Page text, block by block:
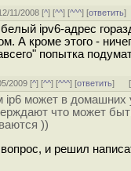
11/2008 [^] [^^] [^^^] [ответить]
ipv6-адрес
А кроме этого -
попытка
2009 [^] [^^] [^^^] [ответить] [
ip6 может в домашних
что может
))
и решил